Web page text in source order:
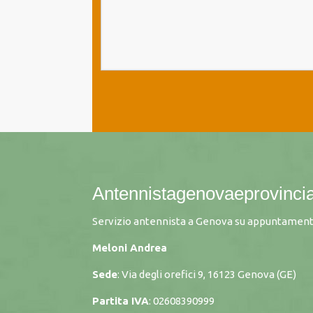
Servizio antennista a Genova su
Meloni Andrea
Sede: Via degli orefici 9, 16123 Genova (GE)
Partita IVA: 02608390999